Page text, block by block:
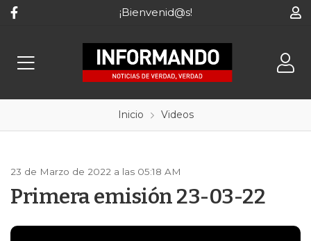
¡Bienvenid@s!
Inicio Videos
23 de Marzo de 2022 a las 05:18 AM
Primera emisión 23-03-22